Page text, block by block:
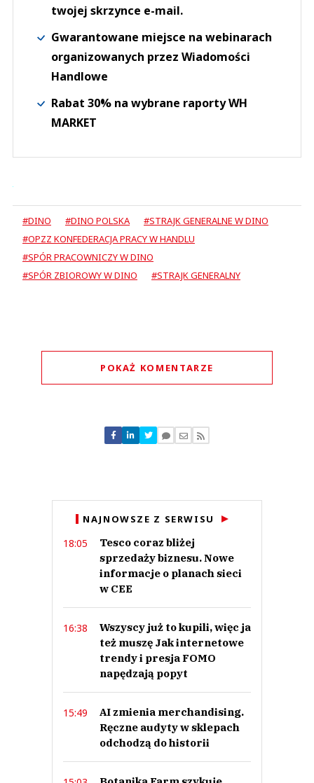
twojej skrzynce e-mail.
Gwarantowane miejsce na webinarach
organizowanych przez Wiadomości
Handlowe
Rabat 30% na wybrane raporty WH
MARKET
#DINO #DINO POLSKA
#STRAJK GENERALNE W DINO
#OPZZ KONFEDERACJA PRACY W HANDLU
#SPÓR PRACOWNICZY W DINO
#SPÓR ZBIOROWY W DINO
#STRAJK GENERALNY
POKAŻ KOMENTARZE
Nie znaleziono komentarzy
Zostaw swoje komentarze
NAJNOWSZE Z SERWISU
18:05
Tesco coraz bliżej
sprzedaży biznesu. Nowe
informacje o planach sieci
w CEE
16:38
Wszyscy już to kupili, więc ja
też muszę Jak internetowe
trendy i presja FOMO
napędzają popyt
15:49
AI zmienia merchandising.
Ręczne audyty w sklepach
odchodzą do historii